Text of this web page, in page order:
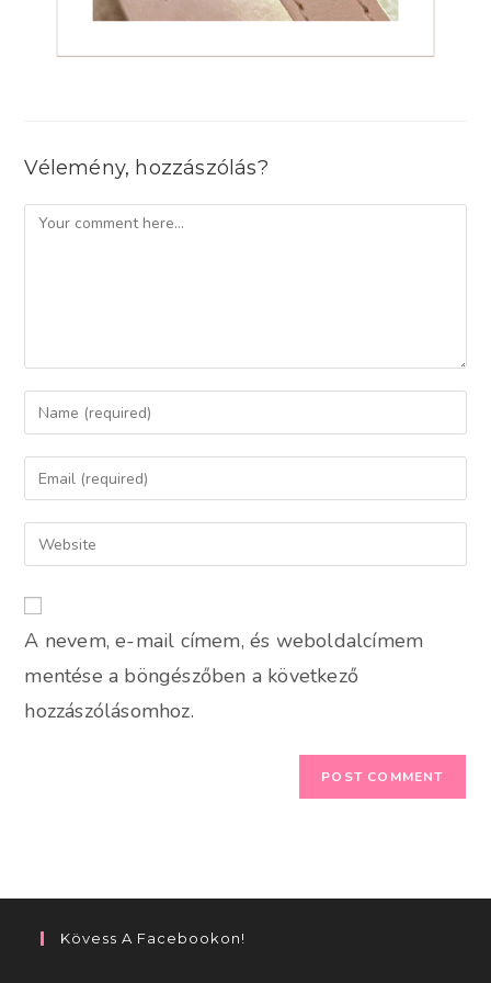
Vélemény, hozzászólás?
Comment
Enter
your
name
comment
Enter
your
email
address
Enter
your
URL
(optional)
A nevem, e-mail címem, és weboldalcímem
mentése a böngészőben a következő
hozzászólásomhoz.
Kövess A Facebookon!